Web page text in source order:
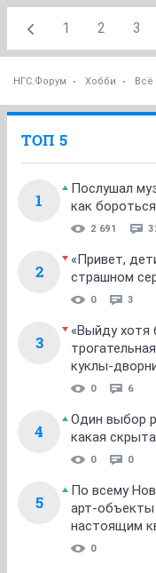
1 2 3
НГС.Форум Хобби Всё
ТОП 5
1
Послушал
как
2 691
2
«Привет,
страшном
0 3
3
«Выйду хотя
куклы-
0 6
4
Один выбор
какая
0 0
5
По всему
арт-объекты
настоящим
0